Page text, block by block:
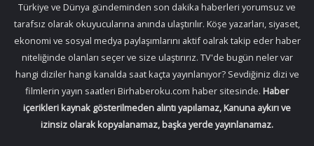
Türkiye ve Dünya gündeminden son dakika haberleri yorumsuz ve
tarafsız olarak okuyucularına anında ulaştırılır. Köşe yazarları, siyaset,
ekonomi ve sosyal medya paylaşımlarını aktif oalrak takip eder haber
niteliğinde olanları seçer ve size ulaştırırız. TV'de bugün neler var
hangi diziler hangi kanalda saat kaçta yayınlanıyor? Sevdiğiniz dizi ve
filmlerin yayın saatleri Birhaberoku.com haber sitesinde. Haber
içerikleri kaynak gösterilmeden alıntı yapılamaz, Kanuna aykırı ve
izinsiz olarak kopyalanamaz, başka yerde yayınlanamaz.